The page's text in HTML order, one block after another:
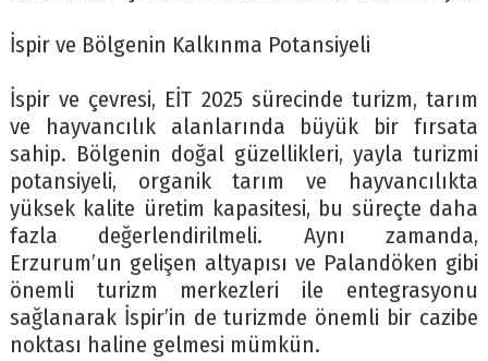
İspir ve Bölgenin Kalkınma Potansiyeli
İspir ve çevresi, EİT 2025 sürecinde turizm, tarım
ve hayvancılık alanlarında büyük bir fırsata
sahip. Bölgenin doğal güzellikleri, yayla turizmi
potansiyeli, organik tarım ve hayvancılıkta
yüksek kalite üretim kapasitesi, bu süreçte daha
fazla değerlendirilmeli. Aynı zamanda,
Erzurum’un gelişen altyapısı ve Palandöken gibi
önemli turizm merkezleri ile entegrasyonu
sağlanarak İspir’in de turizmde önemli bir cazibe
noktası haline gelmesi mümkün.